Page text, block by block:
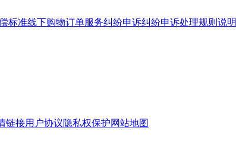
标准线下购物订单服务纠纷申诉纠纷申诉处理规则说明
链接用户协议隐私权保护网站地图